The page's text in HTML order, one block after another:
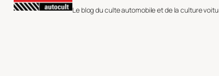
Le blog du culte automobile et de la culture